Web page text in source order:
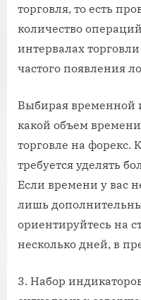
торговля, то есть
количество
интервалах
частого появления
Выбирая временной
какой объем
торговле на
требуется уделять
Если времени у вас
лишь
ориентируйтесь на
несколько дней, в
3. Набор